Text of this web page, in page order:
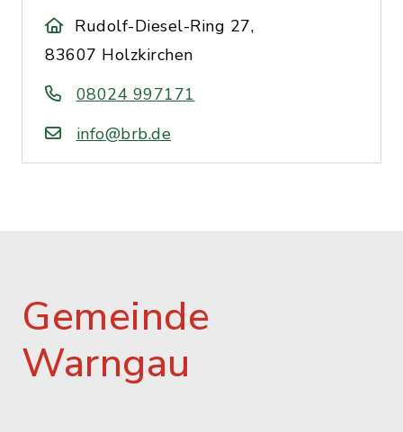
Rudolf-Diesel-Ring 27,
83607 Holzkirchen
08024 997171
info@brb.de
Gemeinde
Warngau